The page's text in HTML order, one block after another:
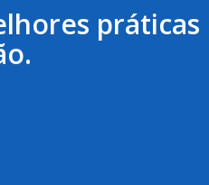
práticas